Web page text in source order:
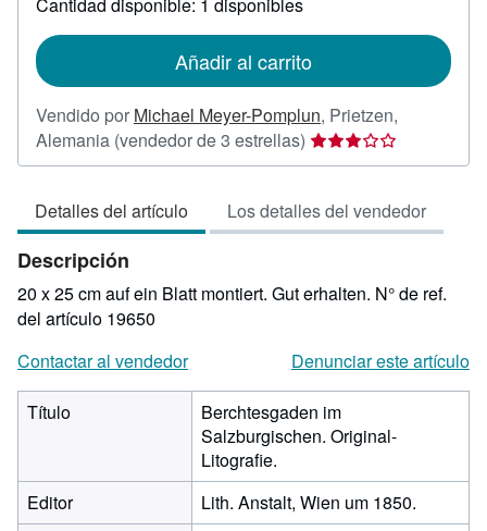
las
envío
Añadir al carrito
Vendido por Michael Meyer-Pomplun, Prietzen,
Alemania (vendedor de 3 estrellas) Calificación
del
3
de
estrellas
Detalles del artículo Los detalles del vendedor
Descripción
20 x 25 cm auf ein Blatt montiert. Gut erhalten. N° de ref.
del artículo 19650
Contactar al vendedor
Denunciar este artículo
Título
Berchtesgaden im
Salzburgischen. Original-
Litografie.
Editor
Lith. Anstalt, Wien um 1850.